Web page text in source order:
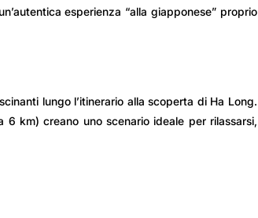
esperienza “alla giapponese” proprio
lungo l’itinerario alla scoperta di Ha Long.
km) creano uno scenario ideale per rilassarsi,